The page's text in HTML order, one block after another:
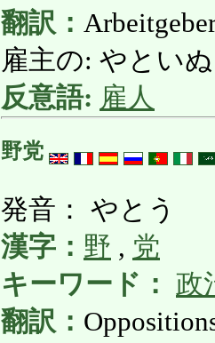
翻訳：
雇主の: やとい
反意語: 雇人
野党
発音： やとう
漢字： 野 , 党
キーワード： 政
翻訳：